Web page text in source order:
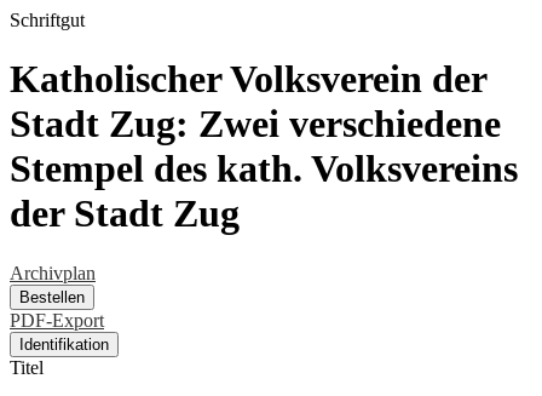
Schriftgut
Katholischer Volksverein der
Stadt Zug: Zwei verschiedene
Stempel des kath. Volksvereins
der Stadt Zug
Archivplan
Bestellen
PDF-Export
Identifikation
Titel